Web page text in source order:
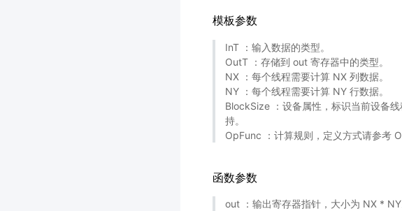
模板参数
InT ：输入数据的类型。
OutT ：存储到 out 寄存器中的类型。
NX ：每个线程需要计算 NX 列数据。
NY ：每个线程需要计算 NY 行数据。
BlockSize ：设备属性，标识当前设备
持。
OpFunc ：计算规则，定义方式请参考
函数参数
out ：输出寄存器指针，大小为 NX * NY